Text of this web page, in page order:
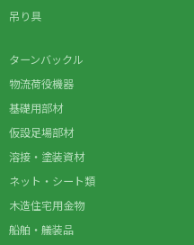
吊り具
ターンバックル
物流荷役機器
基礎用部材
仮設足場部材
溶接・塗装資材
ネット・シート類
木造住宅用金物
船舶・艤装品